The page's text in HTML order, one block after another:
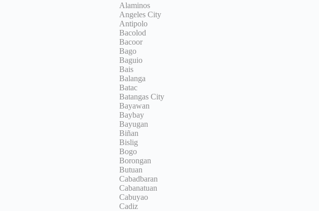
Alaminos
Angeles City
Antipolo
Bacolod
Bacoor
Bago
Baguio
Bais
Balanga
Batac
Batangas City
Bayawan
Baybay
Bayugan
Biñan
Bislig
Bogo
Borongan
Butuan
Cabadbaran
Cabanatuan
Cabuyao
Cadiz